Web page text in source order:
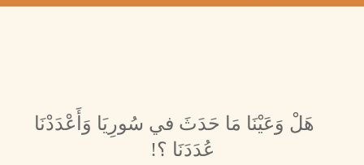
هَلْ وَعَيْنَا مَا حَدَثَ في سُورِيَا وَأَعْدَدْنَا
عُدَدَنَا ؟!